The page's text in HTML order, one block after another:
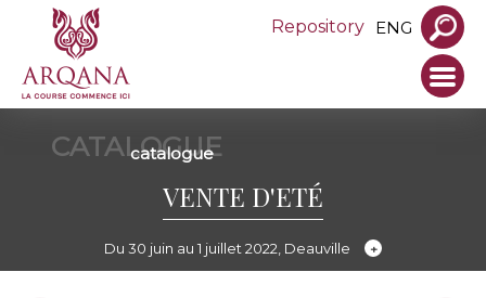
Repository ENG
CATALOGUE
catalogue
VENTE D'ETÉ
Du 30 juin au 1 juillet 2022, Deauville